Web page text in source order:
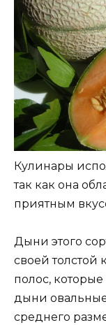
Кулинары
так как она
приятным
Дыни этого
своей толстой
полос,
дыни
среднего